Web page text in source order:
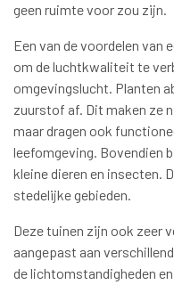
geen ruimte voor zou zijn.
Een van de voordelen van
om de luchtkwaliteit te
omgevingslucht. Planten
zuurstof af. Dit maken ze
maar dragen ook
leefomgeving. Bovendien
kleine dieren en insecten.
stedelijke gebieden.
Deze tuinen zijn ook zeer
aangepast aan
de lichtomstandigheden